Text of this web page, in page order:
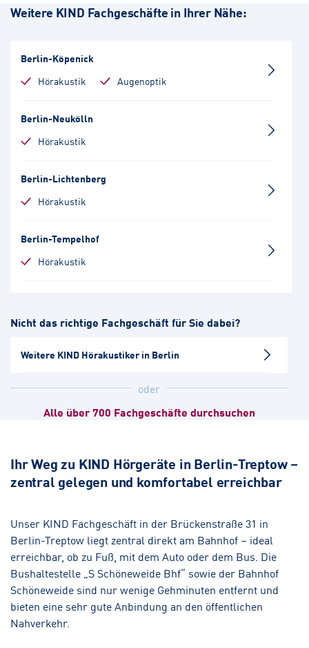
Weitere KIND Fachgeschäfte in Ihrer Nähe:
Berlin-Köpenick
Hörakustik
Augenoptik
Berlin-Neukölln
Hörakustik
Berlin-Lichtenberg
Hörakustik
Berlin-Tempelhof
Hörakustik
Hörakustik
Berlin-Schöneberg
Berlin-Weißensee
Berlin-Mitte I
Berlin-Prenzlauer Berg
Hörakustik
Nicht das richtige Fachgeschäft für Sie dabei?
Weitere KIND Hörakustiker in Berlin
oder
Alle über 700 Fachgeschäfte durchsuchen
Ihr Weg zu KIND Hörgeräte in Berlin-Treptow –
zentral gelegen und komfortabel erreichbar
Unser KIND Fachgeschäft in der Brückenstraße 31 in
Berlin-Treptow liegt zentral direkt am Bahnhof – ideal
erreichbar, ob zu Fuß, mit dem Auto oder dem Bus. Die
Bushaltestelle „S Schöneweide Bhf“ sowie der Bahnhof
Schöneweide sind nur wenige Gehminuten entfernt und
bieten eine sehr gute Anbindung an den öffentlichen
Nahverkehr.